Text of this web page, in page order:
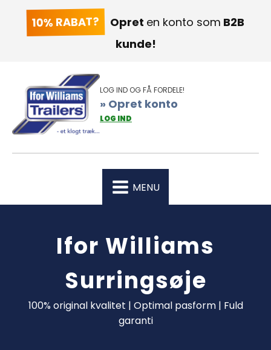
10% RABAT? Opret en konto som B2B
kunde!
LOG IND OG FÅ FORDELE!
» Opret konto
LOG IND
MENU
Ifor Williams
Surringsøje
100% original kvalitet | Optimal pasform | Fuld
garanti